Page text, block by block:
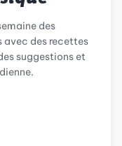
des
avec des recettes
suggestions et